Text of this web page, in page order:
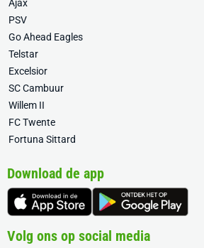
Ajax
PSV
Go Ahead Eagles
Telstar
Excelsior
SC Cambuur
Willem II
FC Twente
Fortuna Sittard
Download de app
Volg ons op social media